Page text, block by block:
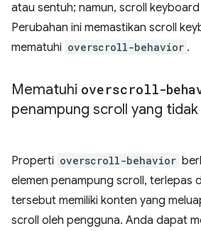
atau sentuh; namun, scroll
Perubahan ini memastikan scroll
mematuhi overscroll-behavior .
Mematuhi overscroll-
penampung scroll yang
Properti overscroll-behavior
elemen penampung scroll, terlepas
tersebut memiliki konten yang
scroll oleh pengguna. Anda dapat